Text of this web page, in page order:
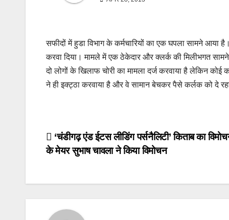
सफीदों में हुडा विभाग के कर्मचारियों का एक घपला सामने आया
करवा दिया। मामले में एक ठेकेदार और क्लर्क की मिलीभगत
दो लोगों के खिलाफ चोरी का मामला दर्ज करवाया है लेकिन
ने ही इक्ट्ठा करवाया है और वे सामान बेचकर पैसे कर्लक को दे
Post
navigation
‘चंडीगढ़ एंड ईटस लीडिंग पर्सनैलिटी’ किताब का
के मेयर सुभाष चावला ने किया विमोचन